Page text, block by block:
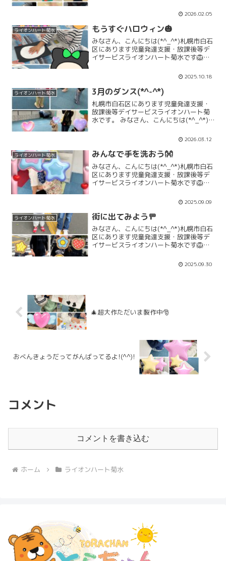
作りました^o^とってもおいしそうです
😋‼️「2月活動」「2月お知らせ」ライオ
ンハー...
2026.02.05
ライオンハート菊水 もうすぐハロウィン🎃
みなさん、こんにちは(*^_^*)札幌市白石
区にあります児童発達支援・放課後等デ
イサービスライオンハート菊水です🦁も
ね🎃今月の製作のオバケも皆さんとても
上手に作ってくれています👻可愛いオバ
ケに美味しいお菓...
2025.10.18
ライオンハート菊水 3月のダンス(*^-^*)
札幌市白石区にあります児童発達支援・
放課後等デイサービスライオンハート菊
水です。 みなさん、こんにちは(*^_^*)
放課後等デイサービス ライオンハート菊
水です。 今週は、中学校が卒業式を迎え
ますね。昨...
2026.03.12
ライオンハート菊水 みんなで手を洗おう👐
みなさん、こんにちは(*^_^*)札幌市白石
区にあります児童発達支援・放課後等デ
イサービスライオンハート菊水です🦁週
症状の児童が増えました💦ライオンハー
ト菊水でも、手洗いや換気を行っていま
す。いっぱい体を...
2025.09.09
ライオンハート菊水 街に出てみよう🚥
みなさん、こんにちは(*^_^*)札幌市白石
区にあります児童発達支援・放課後等デ
イサービスライオンハート菊水です🦁先
断歩道の渡り方を学習しました。今度
は、実際外に出て横断歩道を渡りました
2025.09.30
🎄超大作ただいま製作中🎅
おべんきょうだってがんばってるよ!(^^)!
コメント
コメントを書き込む
ホーム ライオンハート菊水